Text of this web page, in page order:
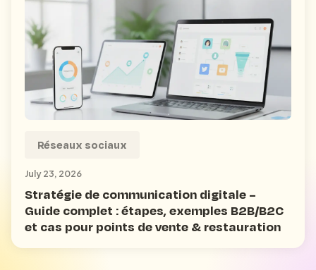
Réseaux sociaux
July 23, 2026
Stratégie de communication digitale –
Guide complet : étapes, exemples B2B/B2C
et cas pour points de vente & restauration